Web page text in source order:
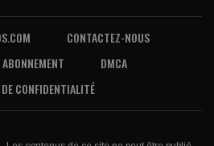
CONTACTEZ-NOUS
ABONNEMENT
DMCA
CONFIDENTIALITÉ